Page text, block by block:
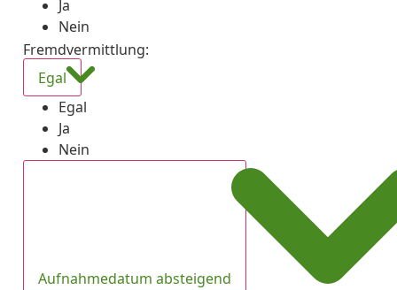
Ja
Nein
Fremdvermittlung:
Egal
Egal
Ja
Nein
Aufnahmedatum absteigend